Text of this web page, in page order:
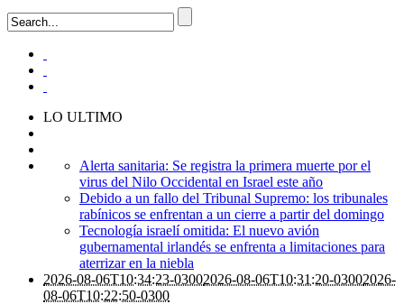
LO ULTIMO
Alerta sanitaria: Se registra la primera muerte por el
virus del Nilo Occidental en Israel este año
Debido a un fallo del Tribunal Supremo: los tribunales
rabínicos se enfrentan a un cierre a partir del domingo
Tecnología israelí omitida: El nuevo avión
gubernamental irlandés se enfrenta a limitaciones para
aterrizar en la niebla
2026-08-06T10:34:23-03002026-08-06T10:31:20-03002026-
08-06T10:22:50-0300